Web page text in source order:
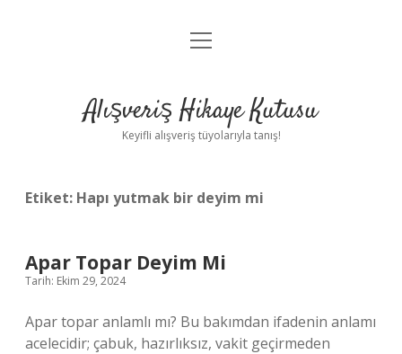
Anasayfa
Yasal Uyarı
menüyü
Alışveriş Hikaye Kutusu
Keyifli alışveriş tüyolarıyla tanış!
Etiket: Hapı yutmak bir deyim mi
Apar Topar Deyim Mi
Tarih: Ekim 29, 2024
Apar topar anlamlı mı? Bu bakımdan ifadenin anlamı
acelecidir; çabuk, hazırlıksız, vakit geçirmeden